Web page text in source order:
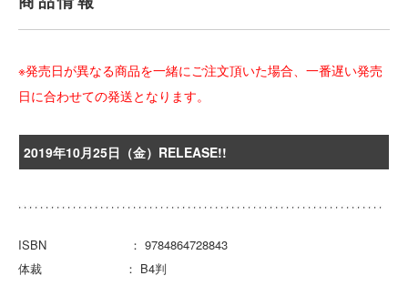
※発売日が異なる商品を一緒にご注文頂いた場合、一番遅い発売
日に合わせての発送となります。
2019年10月25日（金）RELEASE!!
ISBN ： 9784864728843
体裁 ： B4判